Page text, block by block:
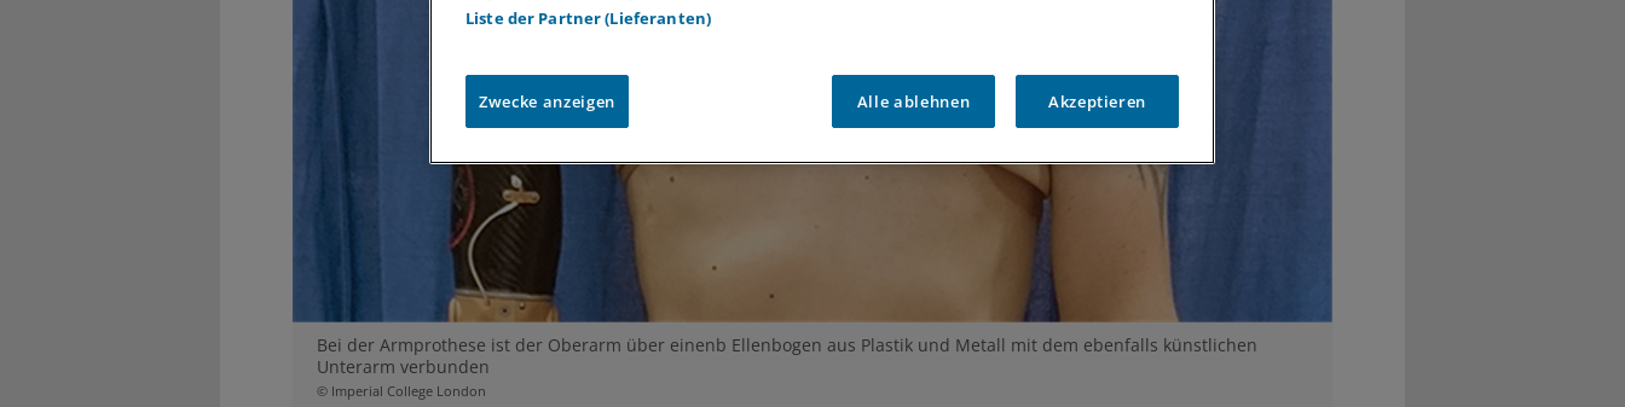
Bei der Armprothese ist der Oberarm über einenb Ellenbogen aus Plastik und Metall mit dem ebenfalls künstlichen
Unterarm verbunden
© Imperial College London
Liste der Partner (Lieferanten)
Zwecke anzeigen Alle ablehnen Akzeptieren